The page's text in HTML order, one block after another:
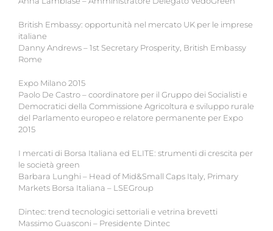
British Embassy: opportunità nel mercato UK per le imprese
italiane
Danny Andrews – 1st Secretary Prosperity, British Embassy
Rome
Expo Milano 2015
Paolo De Castro – coordinatore per il Gruppo dei Socialisti e
Democratici della Commissione Agricoltura e sviluppo rurale
del Parlamento europeo e relatore permanente per Expo
2015
I mercati di Borsa Italiana ed ELITE: strumenti di crescita per
le società green
Barbara Lunghi – Head of Mid&Small Caps Italy, Primary
Markets Borsa Italiana – LSEGroup
Dintec: trend tecnologici settoriali e vetrina brevetti
Massimo Guasconi – Presidente Dintec